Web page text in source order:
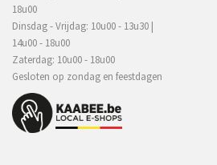
18u00
Dinsdag - Vrijdag: 10u00 - 13u30 |
14u00 - 18u00
Zaterdag: 10u00 - 18u00
Gesloten op zondag en feestdagen